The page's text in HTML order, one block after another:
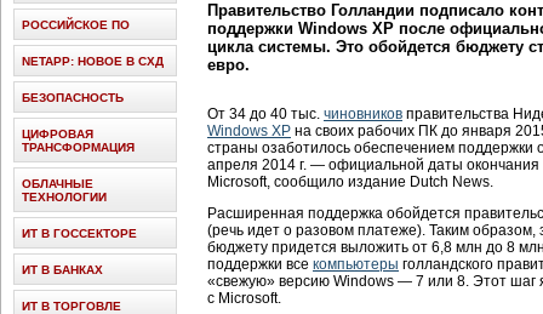
Правительство Голландии подписало
поддержки Windows XP после
цикла системы. Это обойдется бюджету
евро.
От 34 до 40 тыс. чиновников правительства
Windows XP на своих рабочих ПК до января
страны озаботилось обеспечением поддержки
апреля 2014 г. — официальной даты
Microsoft, сообщило издание Dutch News.
Расширенная поддержка обойдется
(речь идет о разовом платеже). Таким
бюджету придется выложить от 6,8 млн до 8
поддержки все компьютеры голландского
«свежую» версию Windows — 7 или 8. Этот шаг
с Microsoft.
РОССИЙСКОЕ ПО
NETAPP: НОВОЕ В СХД
БЕЗОПАСНОСТЬ
ЦИФРОВАЯ
ТРАНСФОРМАЦИЯ
ОБЛАЧНЫЕ
ТЕХНОЛОГИИ
ИТ В ГОССЕКТОРЕ
ИТ В БАНКАХ
ИТ В ТОРГОВЛЕ